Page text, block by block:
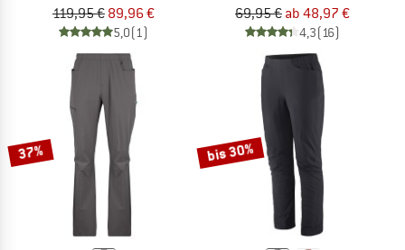
119,95 € 89,96 €
5,0(1)
69,95 € ab 48,97 €
4,3(16)
37% bis 30%